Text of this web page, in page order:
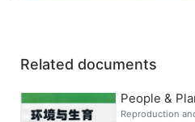
Related documents
People &
Reproduction